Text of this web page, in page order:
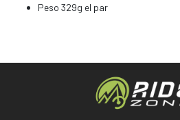
Peso 329g el par